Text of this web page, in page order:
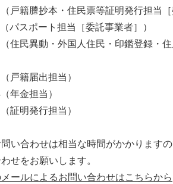
戸籍謄抄本・住民票等証明発行担当［
パスポート担当［委託事業者］）
住民異動・外国人住民・印鑑登録・
戸籍届出担当）
年金担当）
証明発行担当）
い合わせは相当な時間がかかります
せをお願いします。
ールによるお問い合わせはこちらから